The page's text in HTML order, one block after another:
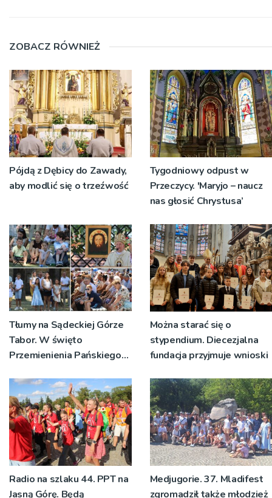
ZOBACZ RÓWNIEŻ
Pójdą z Dębicy do Zawady,
aby modlić się o trzeźwość
Tygodniowy odpust w
Przeczycy. 'Maryjo – naucz
nas głosić Chrystusa’
Tłumy na Sądeckiej Górze
Tabor. W święto
Przemienienia Pańskiego
znaczeniu Sakramentów
[ZDJĘCIA]
Można starać się o
stypendium. Diecezjalna
fundacja przyjmuje wnioski
Radio na szlaku 44. PPT na
Jasną Górę. Będą
Medjugorie. 37. Mladifest
zgromadził także młodzież